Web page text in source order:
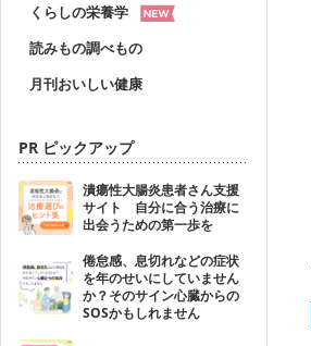
くらしの栄養学
読みもの調べもの
月刊おいしい健康
PR ピックアップ
潰瘍性大腸炎患者さん支援
サイト 自分に合う治療に
出会うための第一歩を
倦怠感、息切れなどの症状
を年のせいにしていません
か？そのサイン心臓からの
SOSかもしれません